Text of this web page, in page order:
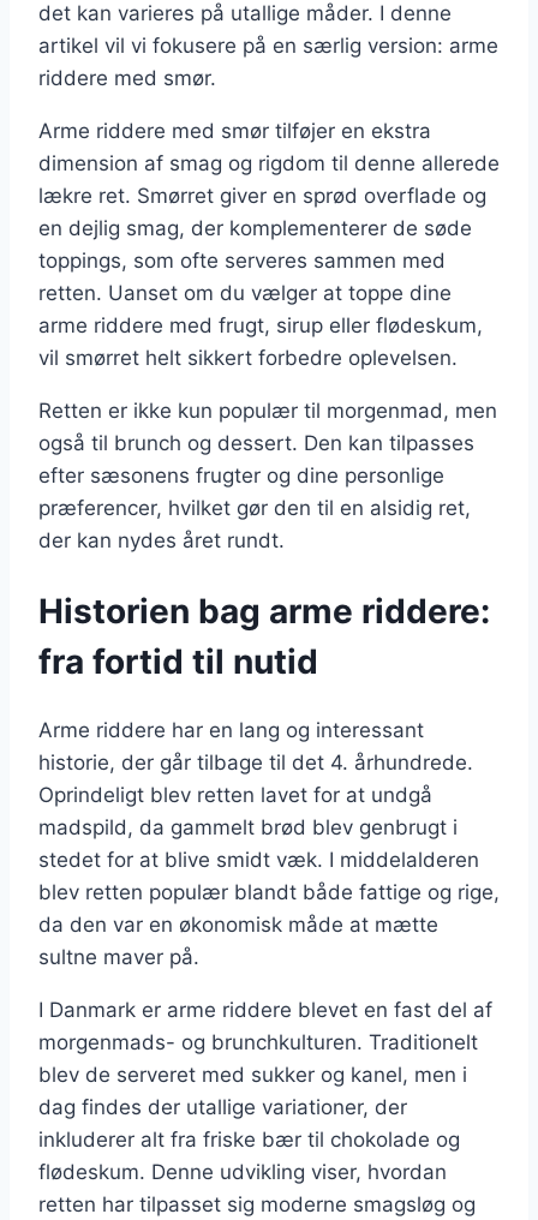
det kan varieres på utallige måder. I denne
artikel vil vi fokusere på en særlig version: arme
riddere med smør.
Arme riddere med smør tilføjer en ekstra
dimension af smag og rigdom til denne allerede
lækre ret. Smørret giver en sprød overflade og
en dejlig smag, der komplementerer de søde
toppings, som ofte serveres sammen med
retten. Uanset om du vælger at toppe dine
arme riddere med frugt, sirup eller flødeskum,
vil smørret helt sikkert forbedre oplevelsen.
Retten er ikke kun populær til morgenmad, men
også til brunch og dessert. Den kan tilpasses
efter sæsonens frugter og dine personlige
præferencer, hvilket gør den til en alsidig ret,
der kan nydes året rundt.
Historien bag arme riddere:
fra fortid til nutid
Arme riddere har en lang og interessant
historie, der går tilbage til det 4. århundrede.
Oprindeligt blev retten lavet for at undgå
madspild, da gammelt brød blev genbrugt i
stedet for at blive smidt væk. I middelalderen
blev retten populær blandt både fattige og rige,
da den var en økonomisk måde at mætte
sultne maver på.
I Danmark er arme riddere blevet en fast del af
morgenmads- og brunchkulturen. Traditionelt
blev de serveret med sukker og kanel, men i
dag findes der utallige variationer, der
inkluderer alt fra friske bær til chokolade og
flødeskum. Denne udvikling viser, hvordan
retten har tilpasset sig moderne smagsløg og